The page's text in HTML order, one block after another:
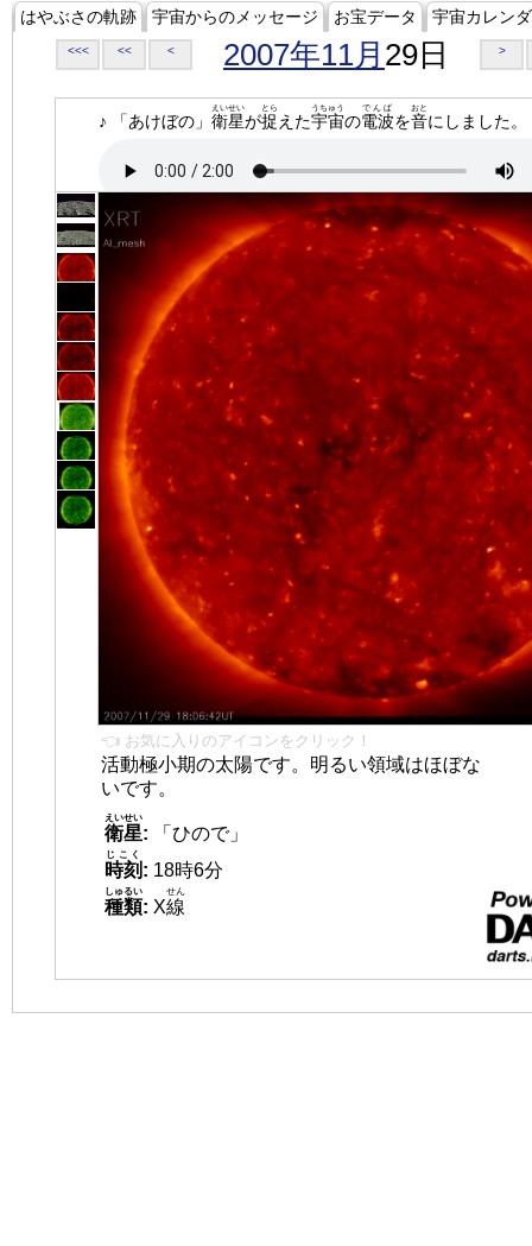
はやぶさの軌跡 宇宙からのメッセージ お宝データ 宇宙カレン
<<< << < 2007年11月 29日 >
♪ 「あけぼの」 衛星
えいせい
が捉
とら
えた宇宙
うちゅう
の電波
でんぱ
を音
おと
にしました。
👈 お気に入りのアイコンをクリック！
活動極小期の太陽です。明るい領域はほぼな
いです。
衛星
えいせい
:
「ひので」
時刻
じこく
: 18時6分
種類
しゅるい
: X線
せん